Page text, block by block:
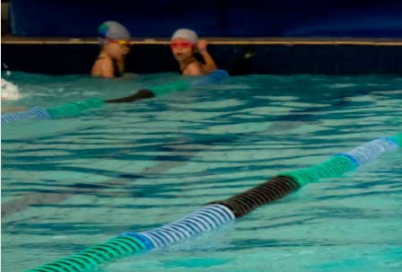
INSTITUCIONAL